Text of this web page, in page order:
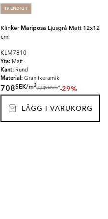
TRENDIGT
KlinkerMariposa Ljusgrå Matt 12x12
cm
KLM7810
Yta: Matt
Kant: Rund
Material: Granitkeramik
708SEK/m2
994SEK/m2-29%
LÄGG I VARUKORG